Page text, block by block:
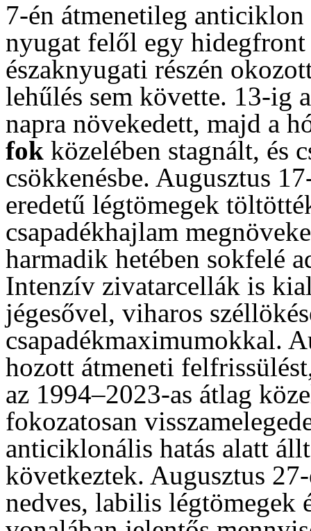
7-én átmenetileg
nyugat felől egy hidegfront
északnyugati részén
lehűlés sem követte. 13-ig
napra növekedett, majd a
fok közelében stagnált, és
csökkenésbe. Augusztus
eredetű légtömegek
csapadékhajlam
harmadik hetében sokfelé
Intenzív zivatarcellák is
jégesővel, viharos
csapadékmaximumokkal.
hozott átmeneti
az 1994–2023-as átlag
fokozatosan
anticiklonális hatás alatt
következtek. Augusztus
nedves, labilis légtömegek